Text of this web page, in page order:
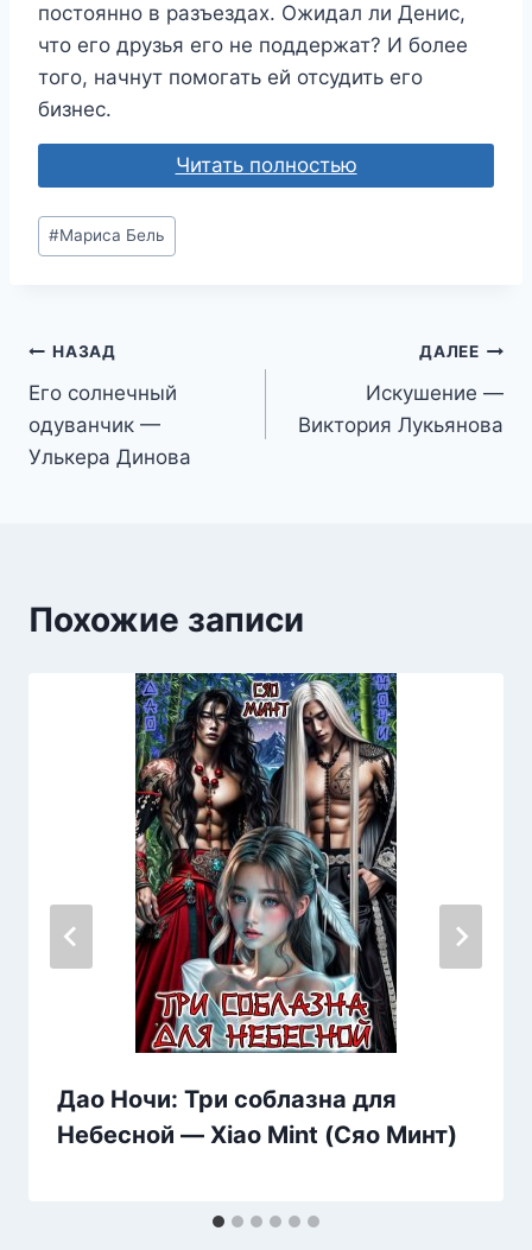
постоянно в разъездах. Ожидал ли Денис,
что его друзья его не поддержат? И более
того, начнут помогать ей отсудить его
бизнес.
Читать полностью
Метки
записи:
#Мариса Бель
Навигация
по
записям
НАЗАД
Его солнечный
одуванчик —
Улькера Динова
ДАЛЕЕ
Искушение —
Виктория Лукьянова
Похожие записи
Дао Ночи: Три соблазна для
Небесной — Xiao Mint (Сяо Минт)